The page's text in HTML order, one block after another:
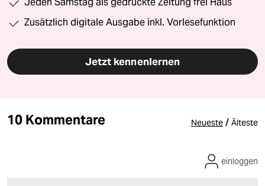
Zusätzlich digitale Ausgabe inkl. Vorlesefunktion
Jetzt kennenlernen
10 Kommentare Neueste / Älteste
einloggen